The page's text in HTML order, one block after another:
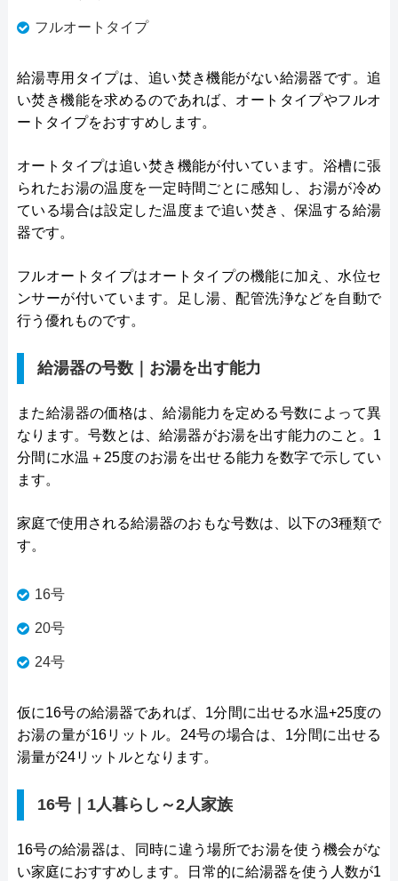
フルオートタイプ
給湯専用タイプは、追い焚き機能がない給湯器です。追
い焚き機能を求めるのであれば、オートタイプやフルオ
ートタイプをおすすめします。
オートタイプは追い焚き機能が付いています。浴槽に張
られたお湯の温度を一定時間ごとに感知し、お湯が冷め
ている場合は設定した温度まで追い焚き、保温する給湯
器です。
フルオートタイプはオートタイプの機能に加え、水位セ
ンサーが付いています。足し湯、配管洗浄などを自動で
行う優れものです。
給湯器の号数｜お湯を出す能力
また給湯器の価格は、給湯能力を定める号数によって異
なります。号数とは、給湯器がお湯を出す能力のこと。1
分間に水温＋25度のお湯を出せる能力を数字で示してい
ます。
家庭で使用される給湯器のおもな号数は、以下の3種類で
す。
16号
20号
24号
仮に16号の給湯器であれば、1分間に出せる水温+25度の
お湯の量が16リットル。24号の場合は、1分間に出せる
湯量が24リットルとなります。
16号｜1人暮らし～2人家族
16号の給湯器は、同時に違う場所でお湯を使う機会がな
い家庭におすすめします。日常的に給湯器を使う人数が1